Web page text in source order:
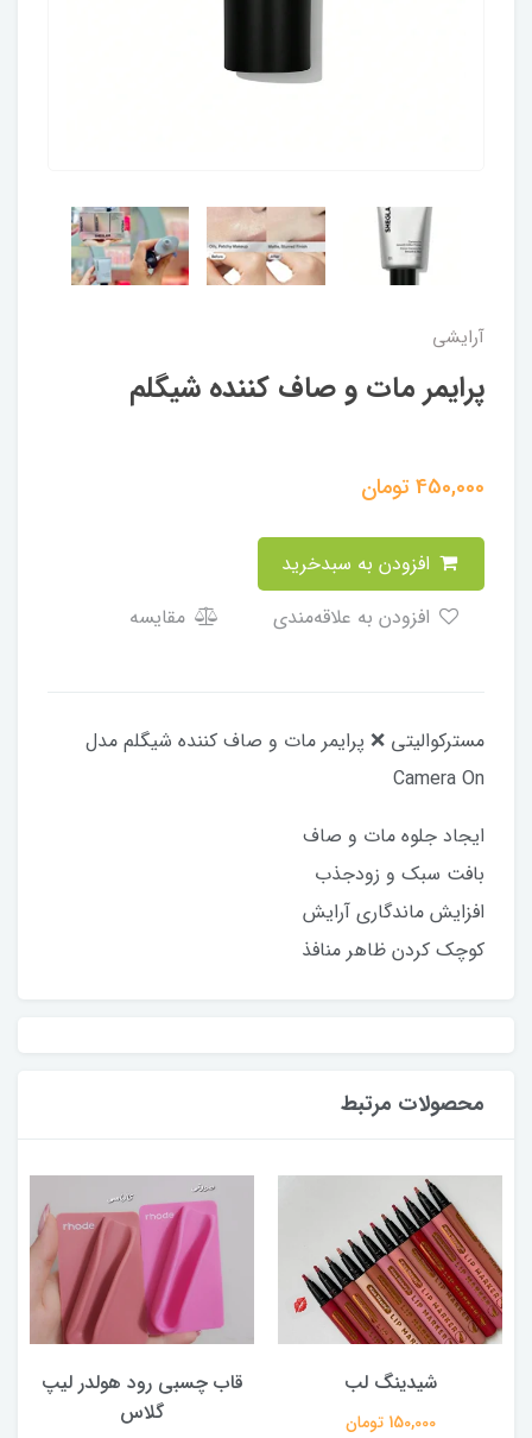
آرایشی
پرایمر مات و صاف کننده شیگلم
450,000تومان
مقایسه
مسترکوالیتی ❌️ پرایمر مات و صاف کننده شیگلم مدل
Camera On
ایجاد جلوه مات و صاف
بافت سبک و زودجذب
افزایش ماندگاری آرایش
کوچک کردن ظاهر منافذ
محصولات مرتبط
شیدینگ لب
150,000 تومان
قاب چسبی رود هولدر لیپ
گلاس